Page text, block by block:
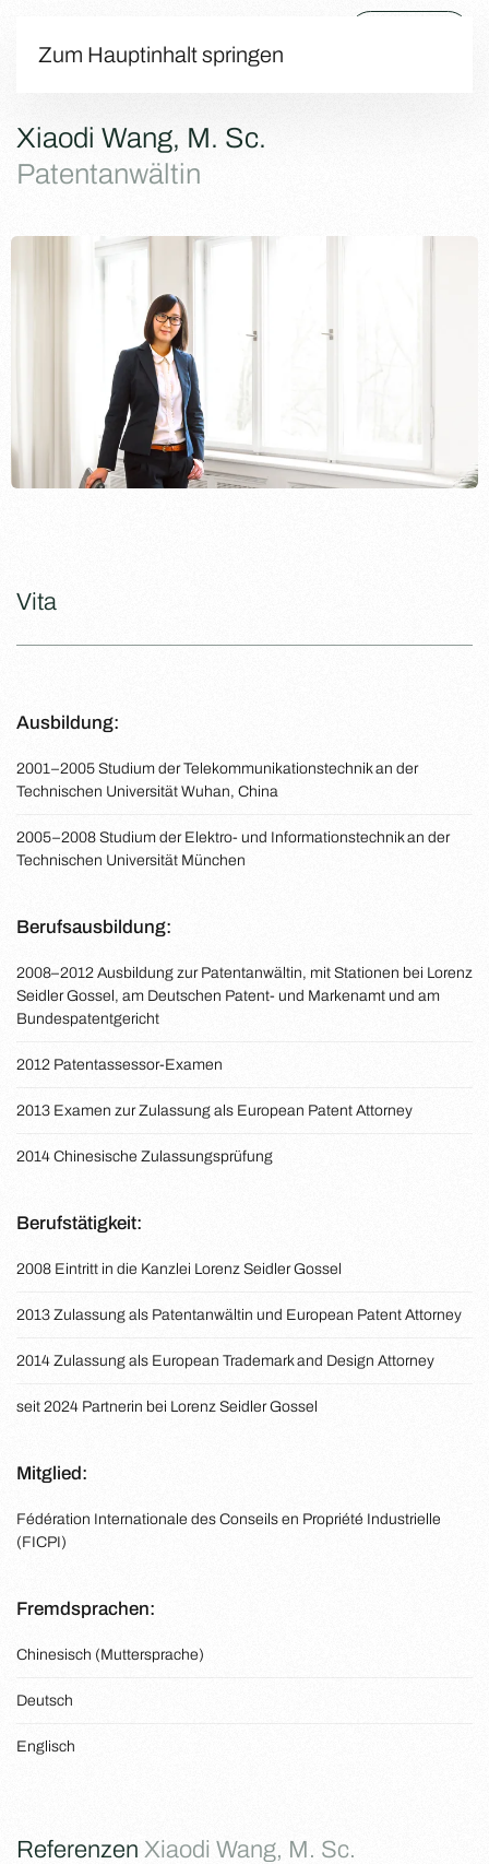
Zum Hauptinhalt springen
Xiaodi Wang, M. Sc.
Patentanwältin
Vita
Ausbildung:
2001–2005 Studium der Telekommunikationstechnik an der
Technischen Universität Wuhan, China
2005–2008 Studium der Elektro- und Informationstechnik an der
Technischen Universität München
Berufsausbildung:
2008–2012 Ausbildung zur Patentanwältin, mit Stationen bei Lorenz
Seidler Gossel, am Deutschen Patent- und Markenamt und am
Bundespatentgericht
2012 Patentassessor-Examen
2013 Examen zur Zulassung als European Patent Attorney
2014 Chinesische Zulassungsprüfung
Berufstätigkeit:
2008 Eintritt in die Kanzlei Lorenz Seidler Gossel
2013 Zulassung als Patentanwältin und European Patent Attorney
2014 Zulassung als European Trademark and Design Attorney
seit 2024 Partnerin bei Lorenz Seidler Gossel
Mitglied:
Fédération Internationale des Conseils en Propriété Industrielle
(FICPI)
Fremdsprachen:
Chinesisch (Muttersprache)
Deutsch
Englisch
Referenzen Xiaodi Wang, M. Sc.